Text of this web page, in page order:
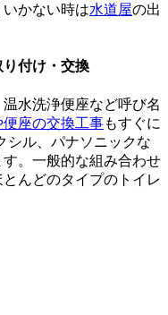
かない時は水道屋の出
付け・交換
水洗浄便座など呼び名
座の交換工事もすぐに
シル、パナソニックな
。一般的な組み合わせ
んどのタイプのトイレ